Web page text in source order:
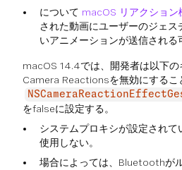
について macOS リアクション
された動画にユーザーのジェス
いアニメーションが送信される
macOS 14.4では、開発者は以下の
Camera Reactionsを無効にするこ
をfalseに設定する。
システムプロキシが設定されて
使用しない。
場合によっては、Bluetoothが